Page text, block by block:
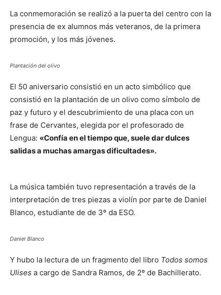
La conmemoración se realizó a la puerta del centro con la
presencia de ex alumnos más veteranos, de la primera
promoción, y los más jóvenes.
Plantación del olivo
El 50 aniversario consistió en un acto simbólico que
consistió en la plantación de un olivo como símbolo de
paz y futuro y el descubrimiento de una placa con un
frase de Cervantes, elegida por el profesorado de
Lengua: «Confía en el tiempo que, suele dar dulces
salidas a muchas amargas dificultades».
La música también tuvo representación a través de la
interpretación de tres piezas a violín por parte de Daniel
Blanco, estudiante de de 3º da ESO.
Daniel Blanco
Y hubo la lectura de un fragmento del libro Todos somos
Ulises a cargo de Sandra Ramos, de 2º de Bachillerato.